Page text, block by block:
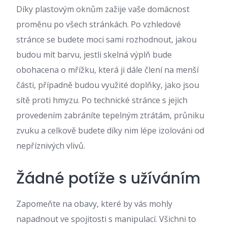
Díky plastovým oknům zažije vaše domácnost
proměnu po všech stránkách. Po vzhledové
stránce se budete moci sami rozhodnout, jakou
budou mít barvu, jestli skelná výplň bude
obohacena o mřížku, která ji dále člení na menší
části, případně budou využité doplňky, jako jsou
sítě proti hmyzu. Po technické stránce s jejich
provedením zabráníte tepelným ztrátám, průniku
zvuku a celkově budete díky nim lépe izolováni od
nepříznivých vlivů.
Žádné potíže s užíváním
Zapomeňte na obavy, které by vás mohly
napadnout ve spojitosti s manipulací. Všichni to